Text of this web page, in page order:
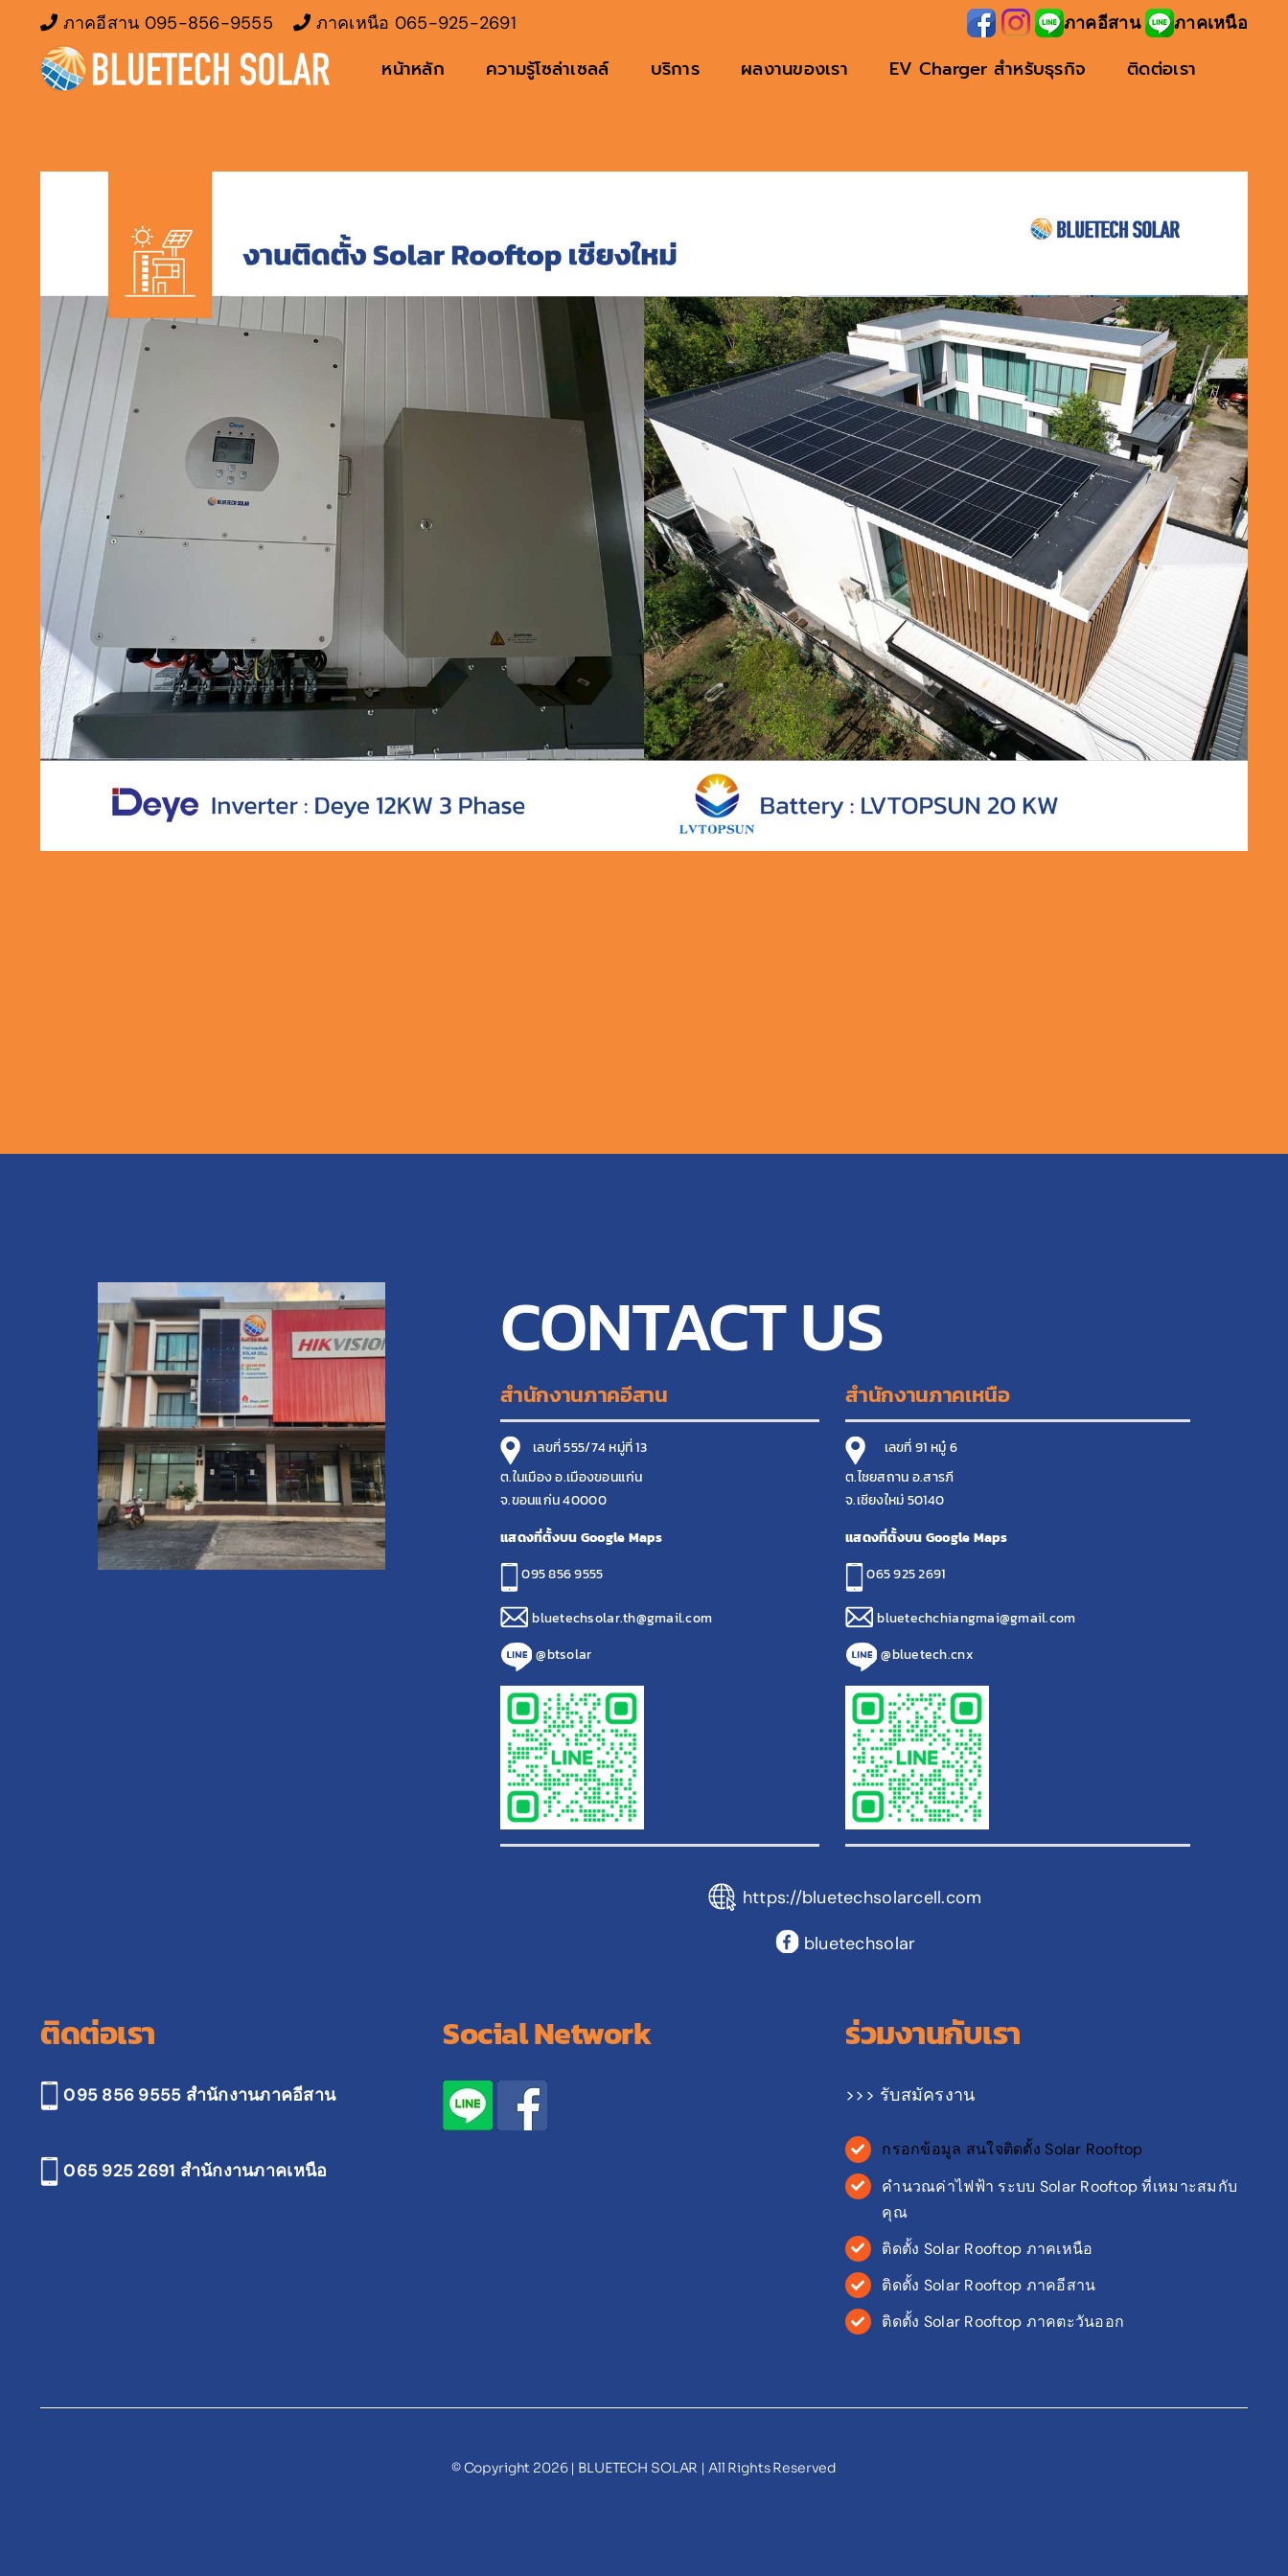
content
ภาคอีสาน 095-856-9555 ภาคเหนือ 065-925-2691 ภาคอีสาน ภาคเหนือ
หน้าหลัก ความรู้โซล่าเซลล์ บริการ ผลงานของเรา EV Charger สำหรับธุรกิจ ติดต่อเรา
ผลงานติดตั้ง Solar Rooftop อำเภอสารภี จังหวัดเชียงใหม่ โดย BlueTech Solar
CONTACT US
สำนักงานภาคอีสาน
เลขที่ 555/74 หมู่ที่ 13
ต.ในเมือง อ.เมืองขอนแก่น
จ.ขอนแก่น 40000
แสดงที่ตั้งบน Google Maps
095 856 9555
bluetechsolar.th@gmail.com
@btsolar
สำนักงานภาคเหนือ
เลขที่ 91 หมู๋ 6
ต.ไชยสถาน อ.สารภี
จ.เชียงใหม่ 50140
แสดงที่ตั้งบน Google Maps
065 925 2691
bluetechchiangmai@gmail.com
@bluetech.cnx
https://bluetechsolarcell.com
bluetechsolar
ติดต่อเรา
095 856 9555 สำนักงานภาคอีสาน
065 925 2691 สำนักงานภาคเหนือ
Social Network ร่วมงานกับเรา
>>> รับสมัครงาน
กรอกข้อมูล สนใจติดตั้ง Solar Rooftop
คำนวณค่าไฟฟ้า ระบบ Solar Rooftop ที่เหมาะสมกับ
คุณ
ติดตั้ง Solar Rooftop ภาคเหนือ
ติดตั้ง Solar Rooftop ภาคอีสาน
ติดตั้ง Solar Rooftop ภาคตะวันออก
© Copyright 2026 | BLUETECH SOLAR | All Rights Reserved